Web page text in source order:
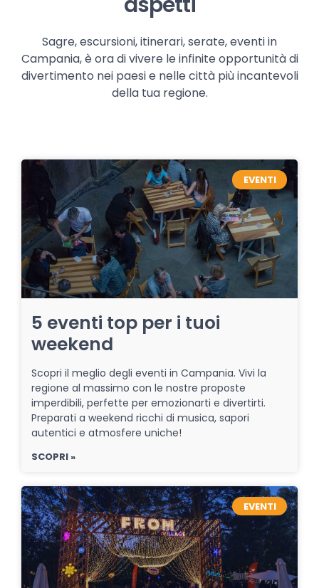
Sagre, escursioni, itinerari, serate, eventi in
Campania, è ora di vivere le infinite opportunità di
divertimento nei paesi e nelle città più incantevoli
della tua regione.
EVENTI
5 eventi top per i tuoi
weekend
Scopri il meglio degli eventi in Campania. Vivi la
regione al massimo con le nostre proposte
imperdibili, perfette per emozionarti e divertirti.
Preparati a weekend ricchi di musica, sapori
autentici e atmosfere uniche!
SCOPRI »
EVENTI